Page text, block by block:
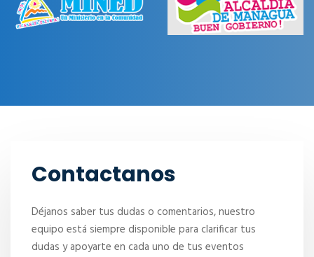
Contactanos
Déjanos saber tus dudas o comentarios, nuestro
equipo está siempre disponible para clarificar tus
dudas y apoyarte en cada uno de tus eventos